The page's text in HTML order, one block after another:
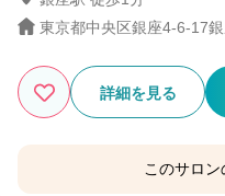
東京都中央区銀座4-6-17
詳細を見る
このサロ